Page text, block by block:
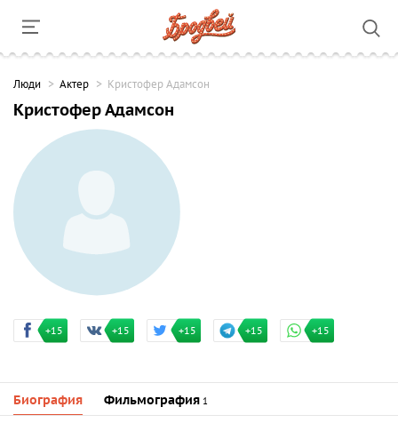
Люди Актер Кристофер Адамсон
Кристофер Адамсон
+15 +15 +15 +15 +15
Биография Фильмография 1